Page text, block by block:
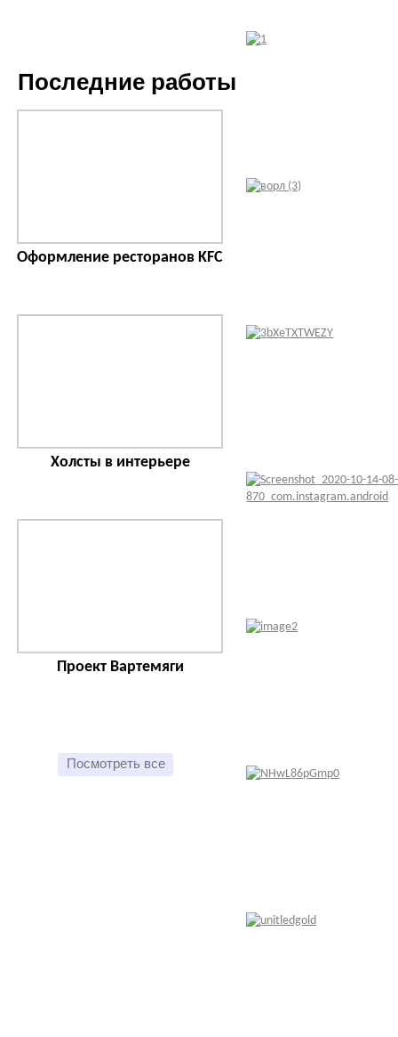
Последние работы
Оформление ресторанов KFC
Холсты в интерьере
Проект Вартемяги
Посмотреть все